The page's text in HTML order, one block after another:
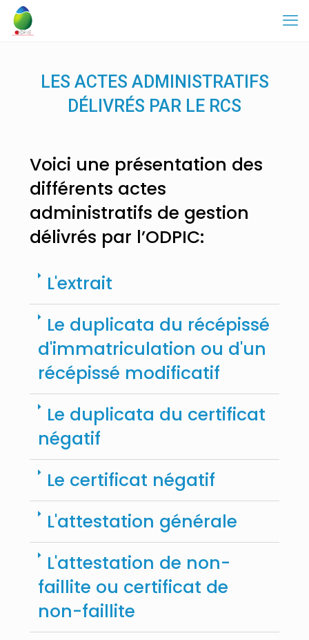
LES ACTES ADMINISTRATIFS
DÉLIVRÉS PAR LE RCS
Voici une présentation des
différents actes
administratifs de gestion
délivrés par l’ODPIC:
L'extrait
Le duplicata du récépissé
d'immatriculation ou d'un
récépissé modificatif
Le duplicata du certificat
négatif
Le certificat négatif
L'attestation générale
L'attestation de non-
faillite ou certificat de
non-faillite